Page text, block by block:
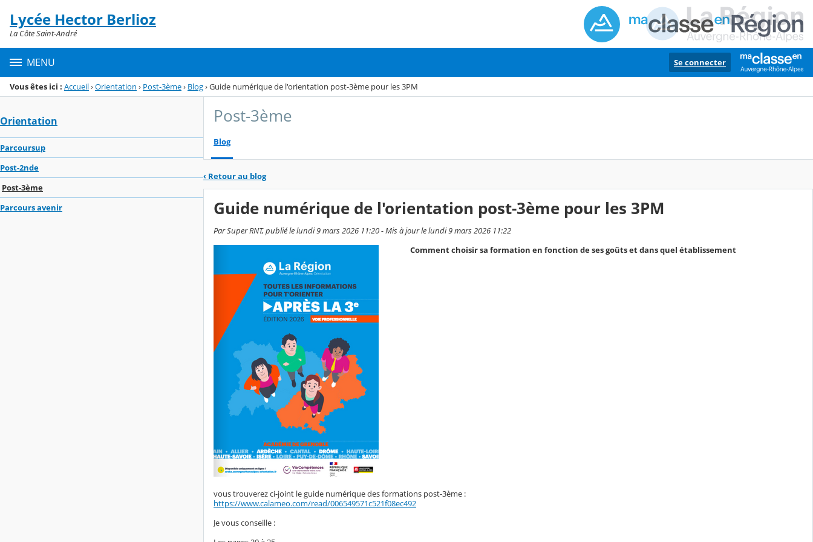
Menu de la rubrique
Contenu
Lycée Hector Berlioz
La Côte Saint-André
MENU Se connecter
Vous êtes ici : Accueil›Orientation › Post-3ème› Blog›Guide numérique de l'orientation post-3ème pour les 3PM
Orientation
Parcoursup
Post-2nde
Post-3ème
Parcours avenir
Post-3ème
Blog
‹ Retour au blog
Guide numérique de l'orientation post-3ème pour les 3PM
Par Super RNT, publié le lundi 9 mars 2026 11:20 - Mis à jour le lundi 9 mars 2026 11:22
Comment choisir sa formation en fonction de ses goûts et dans quel établissement
vous trouverez ci-joint le guide numérique des formations post-3ème :
https://www.calameo.com/read/006549571c521f08ec492
Je vous conseille :